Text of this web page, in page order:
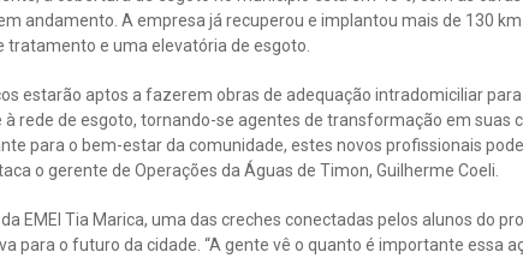
andamento. A empresa já recuperou e implantou mais de 130
e uma elevatória de esgoto.
estarão aptos a fazerem obras de adequação intradomiciliar
rede de esgoto, tornando-se agentes de transformação em suas
para o bem-estar da comunidade, estes novos profissionais
o gerente de Operações da Águas de Timon, Guilherme Coeli.
EMEI Tia Marica, uma das creches conectadas pelos alunos do
para o futuro da cidade. “A gente vê o quanto é importante essa